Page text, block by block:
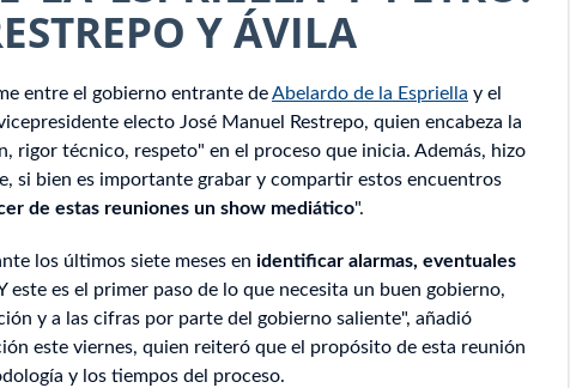
Y ÁVILA
entre el gobierno entrante deAbelardo de la Espriella y el
electo José Manuel Restrepo, quien encabeza la
rigor técnico, respeto" en el proceso que inicia. Además, hizo
si bien es importante grabar y compartir estos encuentros
de estas reuniones un show mediático".
los últimos siete meses en identificar alarmas, eventuales
este es el primer paso de lo que necesita un buen gobierno,
y a las cifras por parte del gobierno saliente", añadió
este viernes, quien reiteró que el propósito de esta reunión
y los tiempos del proceso.